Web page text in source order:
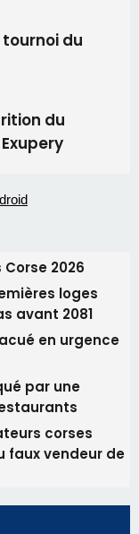
2026
avant 2081
en urgence
vendeur de
recevez par
sélection de